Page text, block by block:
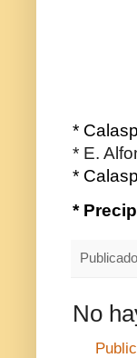
*
* E.
*
*
No